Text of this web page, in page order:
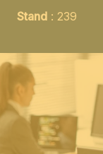
Stand : 239